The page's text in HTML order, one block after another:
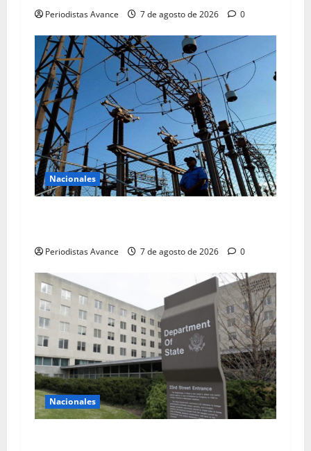
Periodistas Avance 7 de agosto de 2026 0
Nacionales
Periodistas Avance 7 de agosto de 2026 0
Nacionales